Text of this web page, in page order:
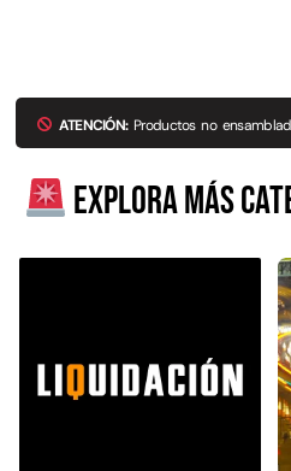
ATENCIÓN:Productos no
Explora más